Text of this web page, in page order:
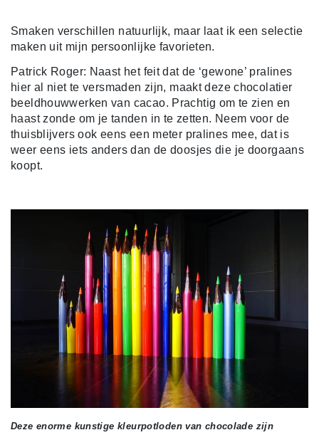
Smaken verschillen natuurlijk, maar laat ik een selectie
maken uit mijn persoonlijke favorieten.
Patrick Roger: Naast het feit dat de ‘gewone’ pralines
hier al niet te versmaden zijn, maakt deze chocolatier
beeldhouwwerken van cacao. Prachtig om te zien en
haast zonde om je tanden in te zetten. Neem voor de
thuisblijvers ook eens een meter pralines mee, dat is
weer eens iets anders dan de doosjes die je doorgaans
koopt.
Deze enorme kunstige kleurpotloden van chocolade zijn